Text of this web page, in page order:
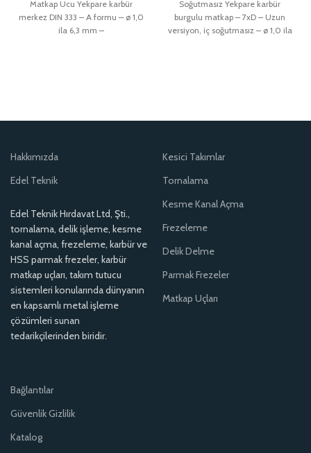
Matkap Ucu Yekpare karbür
merkez DIN 333 – A formu – ø 1,0
ila 6,3 mm –
Soğutmasız Yekpare karbür
burgulu matkap – 7xD – Uzun
versiyon, iç soğutmasız – ø 1,0 ila
Hakkımızda
Edel Teknik
Edel Teknik Hırdavat Ltd, Şti.,
tornalama, delik işleme, kesme
kanal açma, frezeleme, karbür ve
HSS parmak frezeler, karbür
matkap uçları, takım tutucu
sistemleri konularında dünyanın
en kapsamlı metal işleme
çözümleri sunan
tedarikçilerinden biridir.
Kesici Takımlar
Tornalama
Kesme Kanal Açma
Frezeleme
Delik Delme
Parmak Frezeler
Matkap Uçları
Bağlantılar
Güvenlik Gizlilik
Katalog